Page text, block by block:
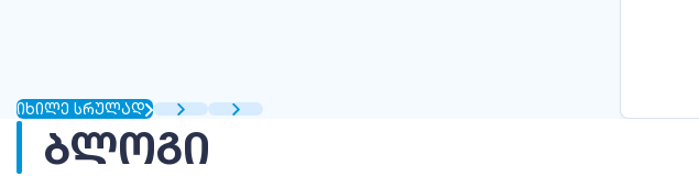
ᲘᲮᲘᲚᲔ ᲡᲠᲣᲚᲐᲓ
ᲑᲚᲝᲒᲘ